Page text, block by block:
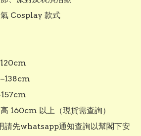
氣 Cosplay 款式
160cm 以上（現貨需查詢）
請先whatsapp通知查詢以幫閣下安